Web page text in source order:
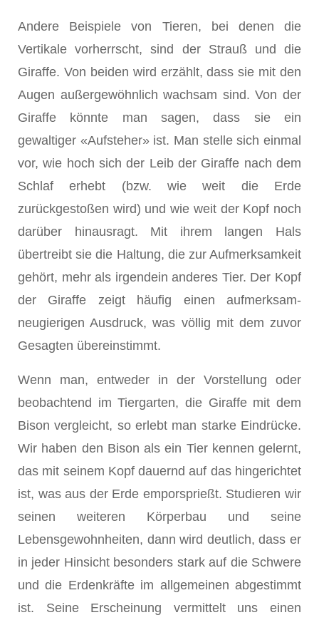
Andere Beispiele von Tieren, bei denen die
Vertikale vorherrscht, sind der Strauß und die
Giraffe. Von beiden wird erzählt, dass sie mit den
Augen außergewöhnlich wachsam sind. Von der
Giraffe könnte man sagen, dass sie ein
gewaltiger «Aufsteher» ist. Man stelle sich einmal
vor, wie hoch sich der Leib der Giraffe nach dem
Schlaf erhebt (bzw. wie weit die Erde
zurückgestoßen wird) und wie weit der Kopf noch
darüber hinausragt. Mit ihrem langen Hals
übertreibt sie die Hal­tung, die zur Aufmerksamkeit
gehört, mehr als irgendein anderes Tier. Der Kopf
der Giraffe zeigt häufig einen aufmerksam-
neugierigen Ausdruck, was völlig mit dem zuvor
Gesagten übereinstimmt.
Wenn man, entweder in der Vorstellung oder
beobachtend im Tiergarten, die Giraffe mit dem
Bison vergleicht, so erlebt man starke Eindrücke.
Wir haben den Bison als ein Tier kennen gelernt,
das mit seinem Kopf dauernd auf das hingerichtet
ist, was aus der Erde emporsprießt. Studieren wir
seinen wei­teren Körperbau und seine
Lebensgewohnheiten, dann wird deutlich, dass er
in jeder Hinsicht besonders stark auf die Schwere
und die Erdenkräfte im all­gemeinen abgestimmt
ist. Seine Erscheinung vermittelt uns einen